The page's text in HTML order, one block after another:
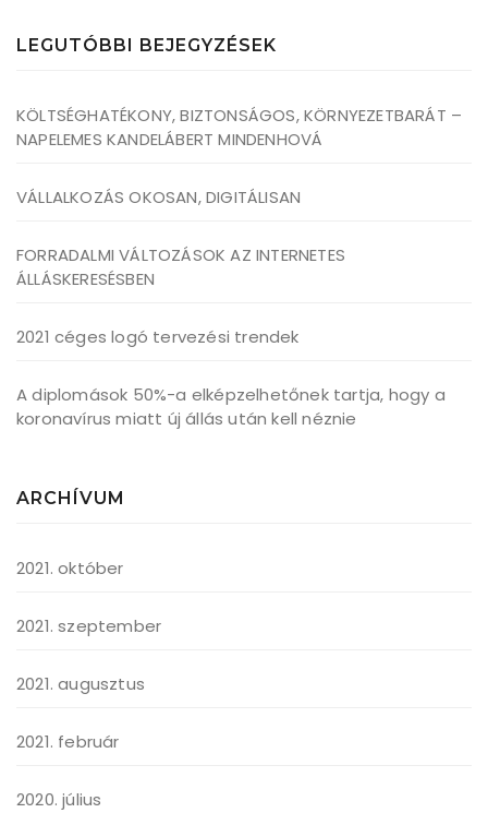
LEGUTÓBBI BEJEGYZÉSEK
KÖLTSÉGHATÉKONY, BIZTONSÁGOS, KÖRNYEZETBARÁT –
NAPELEMES KANDELÁBERT MINDENHOVÁ
VÁLLALKOZÁS OKOSAN, DIGITÁLISAN
FORRADALMI VÁLTOZÁSOK AZ INTERNETES
ÁLLÁSKERESÉSBEN
2021 céges logó tervezési trendek
A diplomások 50%-a elképzelhetőnek tartja, hogy a
koronavírus miatt új állás után kell néznie
ARCHÍVUM
2021. október
2021. szeptember
2021. augusztus
2021. február
2020. július